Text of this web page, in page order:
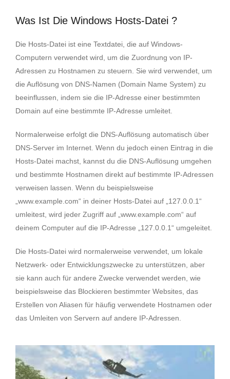
Was Ist Die Windows Hosts-Datei ?
Die Hosts-Datei ist eine Textdatei, die auf Windows-
Computern verwendet wird, um die Zuordnung von IP-
Adressen zu Hostnamen zu steuern. Sie wird verwendet, um
die Auflösung von DNS-Namen (Domain Name System) zu
beeinflussen, indem sie die IP-Adresse einer bestimmten
Domain auf eine bestimmte IP-Adresse umleitet.
Normalerweise erfolgt die DNS-Auflösung automatisch über
DNS-Server im Internet. Wenn du jedoch einen Eintrag in die
Hosts-Datei machst, kannst du die DNS-Auflösung umgehen
und bestimmte Hostnamen direkt auf bestimmte IP-Adressen
verweisen lassen. Wenn du beispielsweise
„www.example.com“ in deiner Hosts-Datei auf „127.0.0.1“
umleitest, wird jeder Zugriff auf „www.example.com“ auf
deinem Computer auf die IP-Adresse „127.0.0.1“ umgeleitet.
Die Hosts-Datei wird normalerweise verwendet, um lokale
Netzwerk- oder Entwicklungszwecke zu unterstützen, aber
sie kann auch für andere Zwecke verwendet werden, wie
beispielsweise das Blockieren bestimmter Websites, das
Erstellen von Aliasen für häufig verwendete Hostnamen oder
das Umleiten von Servern auf andere IP-Adressen.